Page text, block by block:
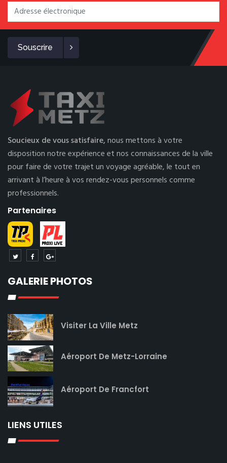
Souscrire
Soucieux de vous satisfaire,nous mettons à votre
disposition notre expérience et nos connaissances de la ville
pour faire de votre trajet un voyage agréable, le tout en
arrivant à l’heure à vos rendez-vous personnels comme
professionnels.
Partenaires
GALERIE PHOTOS
Visiter La Ville Metz
Aéroport De Metz-Lorraine
Aéroport De Francfort
LIENS UTILES